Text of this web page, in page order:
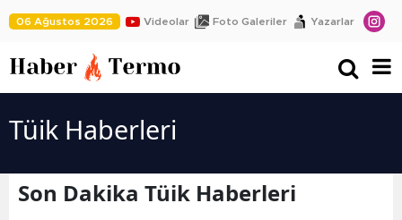
06 Ağustos 2026 Videolar Foto Galeriler Yazarlar
Tüik Haberleri
Son Dakika Tüik Haberleri